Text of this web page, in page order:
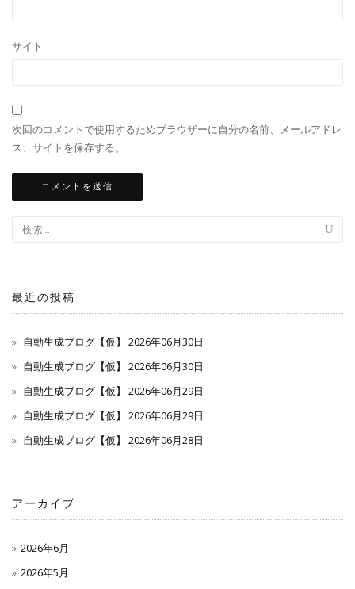
サイト
次回のコメントで使用するためブラウザーに自分の名前、メールアドレ
ス、サイトを保存する。
最近の投稿
自動生成ブログ【仮】 2026年06月30日
自動生成ブログ【仮】 2026年06月30日
自動生成ブログ【仮】 2026年06月29日
自動生成ブログ【仮】 2026年06月29日
自動生成ブログ【仮】 2026年06月28日
アーカイブ
2026年6月
2026年5月